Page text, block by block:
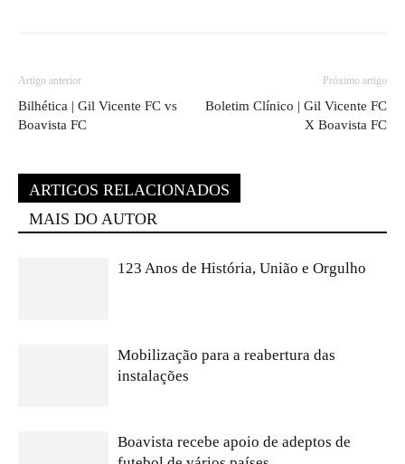
Artigo anterior
Bilhética | Gil Vicente FC vs
Boavista FC
Próximo artigo
Boletim Clínico | Gil Vicente FC
X Boavista FC
ARTIGOS RELACIONADOS
MAIS DO AUTOR
123 Anos de História, União e Orgulho
Mobilização para a reabertura das
instalações
Boavista recebe apoio de adeptos de